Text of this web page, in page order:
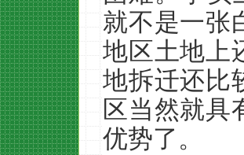
就不是一张
地区土地上
地拆迁还比
区当然就具
优势了。